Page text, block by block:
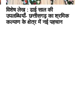
विशेष लेख : ढाई साल की
उपलब्धियाँ- छत्तीसगढ़ का श्रमिक
कल्याण के क्षेत्र में नई पहचान